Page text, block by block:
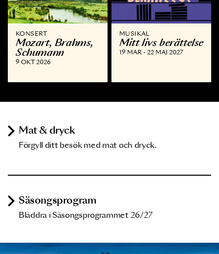
KONSERT
Mozart, Brahms,
Schumann
9 OKT 2026
MUSIKAL
Mitt livs berättelse
19 MAR - 22 MAJ 2027
Mat & dryck
Förgyll ditt besök med mat och dryck.
Säsongsprogram
Bläddra i Säsongsprogrammet 26/27